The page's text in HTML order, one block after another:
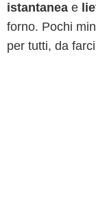
istantanea e
forno. Pochi
per tutti, da